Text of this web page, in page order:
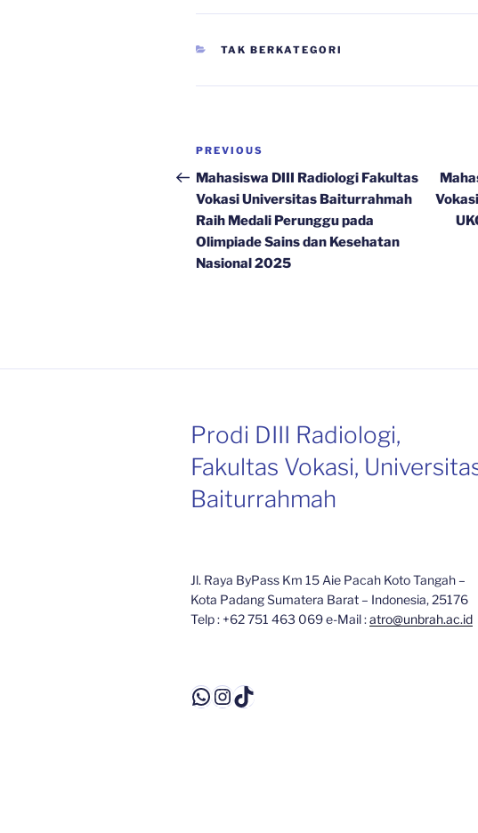
CATEGORIES
TAK BERKATEGORI
Navigasi
pos
Previous
Post
PREVIOUS
Mahasiswa DIII Radiologi Fakultas
Vokasi Universitas Baiturrahmah
Raih Medali Perunggu pada
Olimpiade Sains dan Kesehatan
Nasional 2025
Prodi DIII Radiologi,
Fakultas Vokasi,
Baiturrahmah
Jl. Raya ByPass Km 15 Aie Pacah Koto Tangah –
Kota Padang Sumatera Barat – Indonesia, 25176
Telp : +62 751 463 069 e-Mail :atro@unbrah.ac.id
WhatsApp
Instagram
TikTok